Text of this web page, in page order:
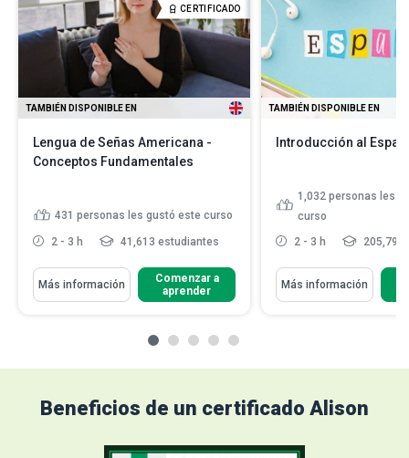
CERTIFICADO
TAMBIÉN DISPONIBLE EN
Lengua de Señas Americana -
Conceptos Fundamentales
431 personas les gustó este curso
2 - 3 h 41,613 estudiantes
Más información
Comenzar a
aprender
TAMBIÉN DISPONIBLE EN
Introducción al
1,032 personas les
curso
2 - 3 h
205,794
Más información
Beneficios de un certificado Alison